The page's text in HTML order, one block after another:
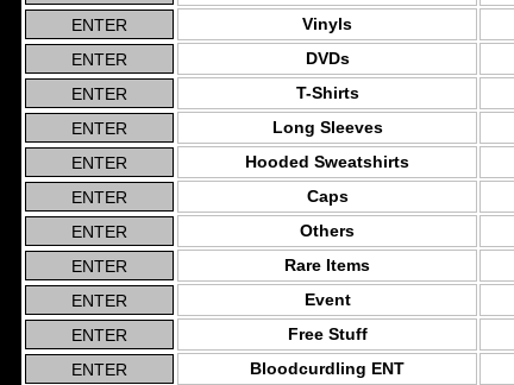
Vinyls
DVDs
T-Shirts
Long Sleeves
Hooded Sweatshirts
Caps
Others
Rare Items
Event
Free Stuff
Bloodcurdling ENT